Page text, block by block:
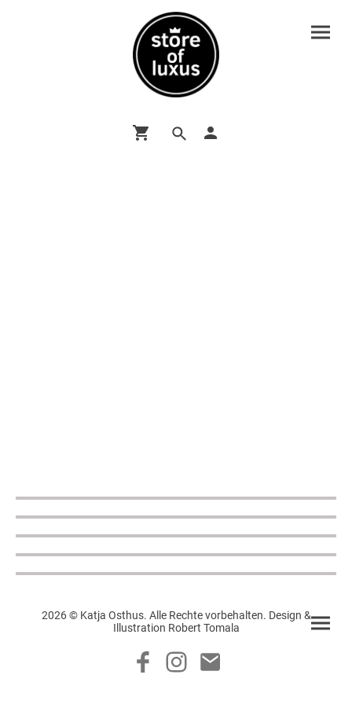
2026 © Katja Osthus. Alle Rechte vorbehalten. Design &
Illustration Robert Tomala